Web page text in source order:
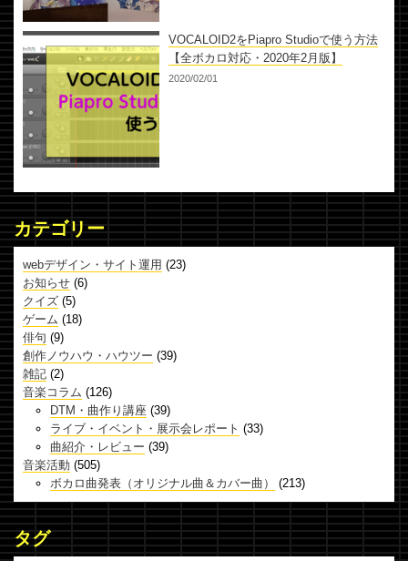
VOCALOID2をPiapro Studioで使う方法
【全ボカロ対応・2020年2月版】
2020/02/01
カテゴリー
webデザイン・サイト運用 (23)
お知らせ (6)
クイズ (5)
ゲーム (18)
俳句 (9)
創作ノウハウ・ハウツー (39)
雑記 (2)
音楽コラム (126)
DTM・曲作り講座 (39)
ライブ・イベント・展示会レポート (33)
曲紹介・レビュー (39)
音楽活動 (505)
ボカロ曲発表（オリジナル曲＆カバー曲）
(213)
タグ